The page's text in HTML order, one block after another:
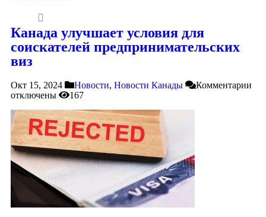
Канада улучшает условия для
соискателей предпринимательских
виз
Окт 15, 2024 Новости, Новости Канады
Комментарии
отключены
167